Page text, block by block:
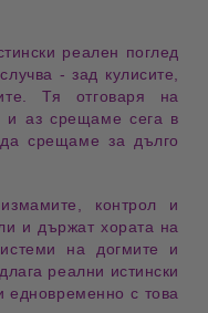
реален поглед
- зад кулисите,
. Тя отговаря на
и аз срещаме сега в
срещаме за дълго
контрол и
и държат хората на
на догмите
и
реални истински
едновременно с това